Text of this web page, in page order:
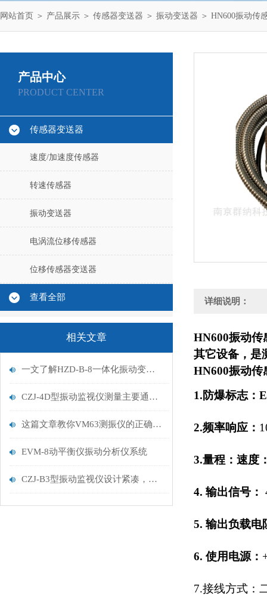
网站首页 ＞ 产品展示 ＞ 传感器变送器 ＞ 振动变送器 ＞ HN600振动传
产品中心
PRODUCT CENTER
传感器变送器
速度/加速度传感器
转速传感器
振动变送器
电涡流位移传感器
位移传感器变送器
查看全部
相关文章
一文了解HZD-B-8一体化振动变送器的安装使用与维护
CZJ-4D型振动监视仪测量主要通过三方面参数
这篇文章教你VM63测振仪的正确使用步骤
EVM-8动平衡仪振动分析仪系统
CZJ-B3型振动监视仪设计紧凑，便于现场安装和调试
详细说明：
HN600振动传
其它设备，是
HN600振动传
1.防爆标志：
2.频率响应：
3.量程： 速度
4. 输出信号：
5. 输出负载电
6. 使用电源：
7.接线方式：